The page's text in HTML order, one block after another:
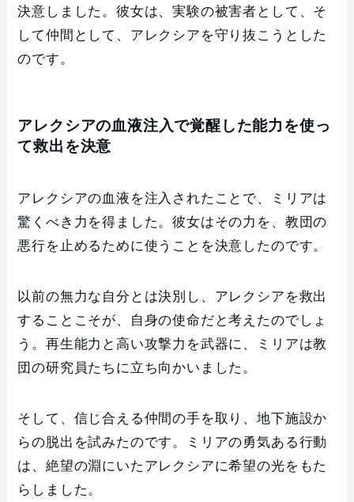
決意しました。彼女は、実験の被害者として、そ
して仲間として、アレクシアを守り抜こうとした
のです。
アレクシアの血液注入で覚醒した能力を使っ
て救出を決意
アレクシアの血液を注入されたことで、ミリアは
驚くべき力を得ました。彼女はその力を、教団の
悪行を止めるために使うことを決意したのです。
以前の無力な自分とは決別し、アレクシアを救出
することこそが、自身の使命だと考えたのでしょ
う。再生能力と高い攻撃力を武器に、ミリアは教
団の研究員たちに立ち向かいました。
そして、信じ合える仲間の手を取り、地下施設か
らの脱出を試みたのです。ミリアの勇気ある行動
は、絶望の淵にいたアレクシアに希望の光をもた
らしました。